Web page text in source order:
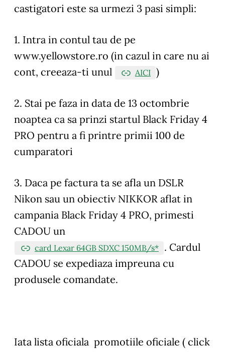
castigatori este sa urmezi 3 pasi simpli:
1. Intra in contul tau de pe
www.yellowstore.ro (in cazul in care nu ai
cont, creeaza-ti unul
AICI )
2. Stai pe faza in data de 13 octombrie
noaptea ca sa prinzi startul Black Friday 4
PRO pentru a fi printre primii 100 de
cumparatori
3. Daca pe factura ta se afla un DSLR
Nikon sau un obiectiv NIKKOR aflat in
campania Black Friday 4 PRO, primesti
CADOU un
card Lexar 64GB SDXC 150MB/s* . Cardul
CADOU se expediaza impreuna cu
produsele comandate.
Iata lista oficiala promotiile oficiale ( click